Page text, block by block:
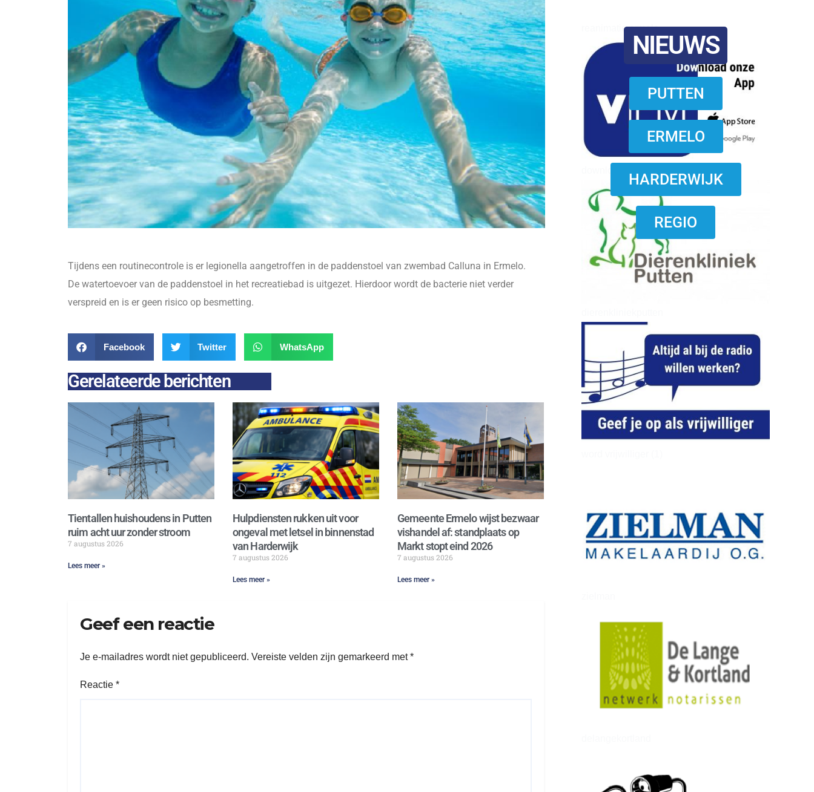
reanimatie ermelo
NIEUWS
PUTTEN
ERMELO
HARDERWIJK
REGIO
Tijdens een routinecontrole is er legionella aangetroffen in de paddenstoel van zwembad Calluna in Ermelo.
De watertoevoer van de paddenstoel in het recreatiebad is uitgezet. Hierdoor wordt de bacterie niet verder
verspreid en is er geen risico op besmetting.
Facebook Twitter WhatsApp
Gerelateerde berichten
Tientallen huishoudens in Putten
ruim acht uur zonder stroom
7 augustus 2026
Lees meer »
Hulpdiensten rukken uit voor
ongeval met letsel in binnenstad
van Harderwijk
7 augustus 2026
Lees meer »
Gemeente Ermelo wijst bezwaar
vishandel af: standplaats op
Markt stopt eind 2026
7 augustus 2026
Lees meer »
Geef een reactie
Je e-mailadres wordt niet gepubliceerd. Vereiste velden zijn gemarkeerd met*
Reactie *